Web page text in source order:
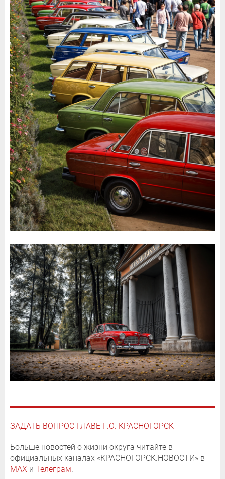
ЗАДАТЬ ВОПРОС ГЛАВЕ Г.О. КРАСНОГОРСК
Больше новостей о жизни округа читайте в
официальных каналах «КРАСНОГОРСК.НОВОСТИ» в
MAX и Телеграм.